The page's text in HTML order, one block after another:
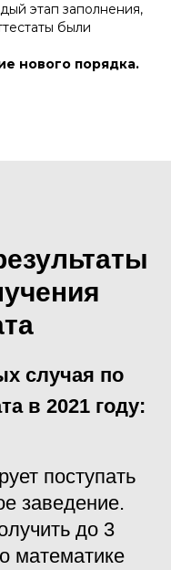
этап заполнения,
были
нового порядка.
случая по
в 2021 году:
поступать
заведение.
до 3
математике